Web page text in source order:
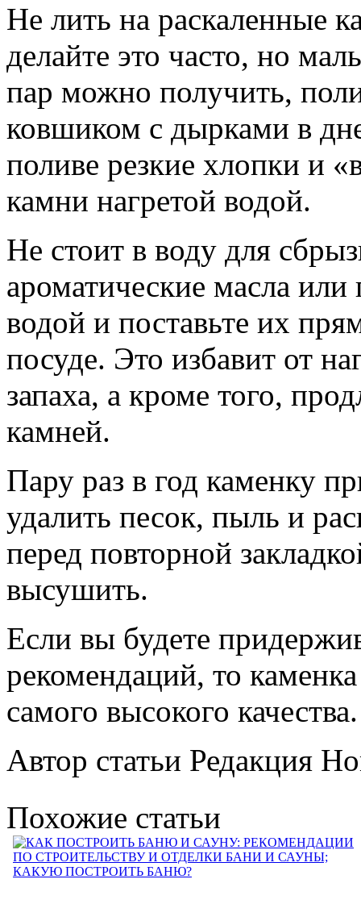
Не лить на раскаленные
делайте это часто, но
пар можно получить,
ковшиком с дырками в
поливе резкие хлопки и
камни нагретой водой.
Не стоит в воду для
ароматические масла
водой и поставьте их
посуде. Это избавит от
запаха, а кроме того,
камней.
Пару раз в год каменку
удалить песок, пыль и
перед повторной
высушить.
Если вы будете
рекомендаций, то
самого высокого
Автор статьи Редакция
Похожие статьи